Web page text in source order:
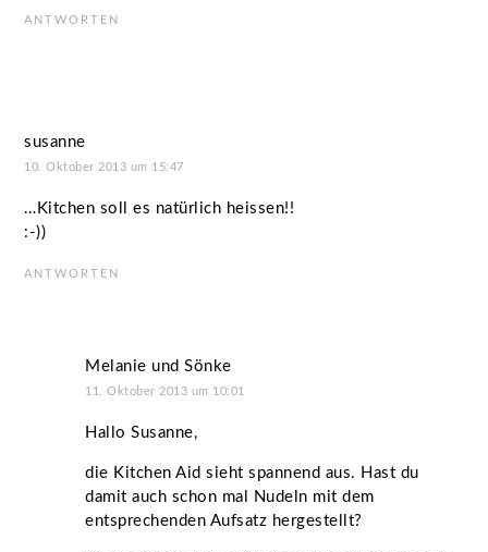
ANTWORTEN
susanne
10. Oktober 2013 um 15:47
…Kitchen soll es natürlich heissen!!
:-))
ANTWORTEN
Melanie und Sönke
11. Oktober 2013 um 10:01
Hallo Susanne,
die Kitchen Aid sieht spannend aus. Hast du
damit auch schon mal Nudeln mit dem
entsprechenden Aufsatz hergestellt?